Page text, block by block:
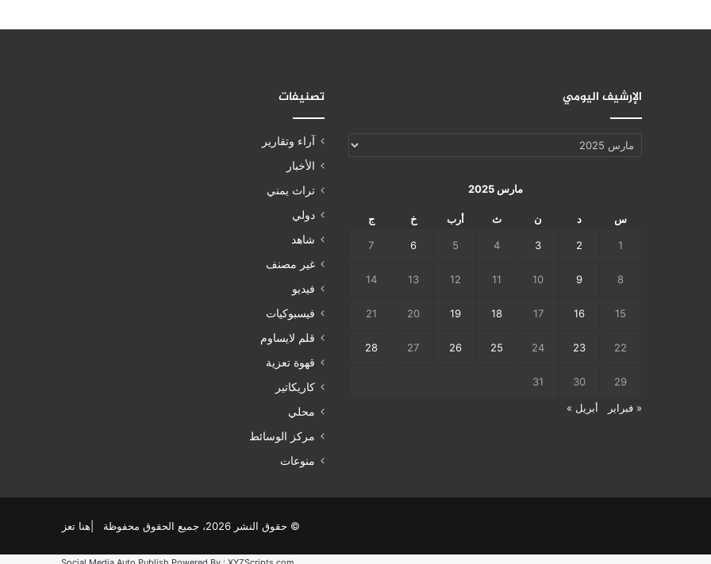
الإرشيف اليومي
الإرشيف
مارس 2025
س د ن ث أرب خ ج
1
2
3
4
5
6
7
8
9
10
11
12
13
14
15
16
17
18
19
20
21
22
23
24
25
26
27
28
29
30
31
« فبراير أبريل »
تصنيفات
آراء وتقارير
الأخبار
تراث يمني
دولي
شاهد
غير مصنف
فيديو
فيسبوكيات
قلم لايساوم
قهوة تعزية
كاريكاتير
محلي
مركز الوسائط
منوعات
© حقوق النشر 2026، جميع الحقوق محفوظة |هنا تعز